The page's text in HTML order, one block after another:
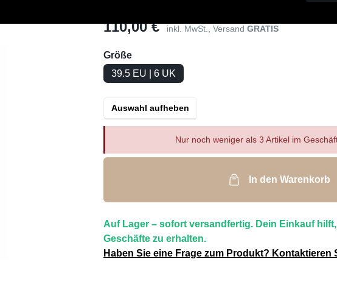
Preis
110,00 € inkl. MwSt., Versand GRATIS
Größe
39.5 EU | 6 UK
Auswahl aufheben
Nur noch weniger als 3 Artikel im
In den Warenkorb
Auf Lager – sofort versandfertig. Dein Einkauf
Geschäfte zu erhalten.
Haben Sie eine Frage zum Produkt? Kontaktieren